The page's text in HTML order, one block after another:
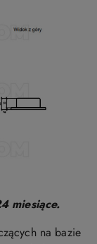
miesiące.
na bazie